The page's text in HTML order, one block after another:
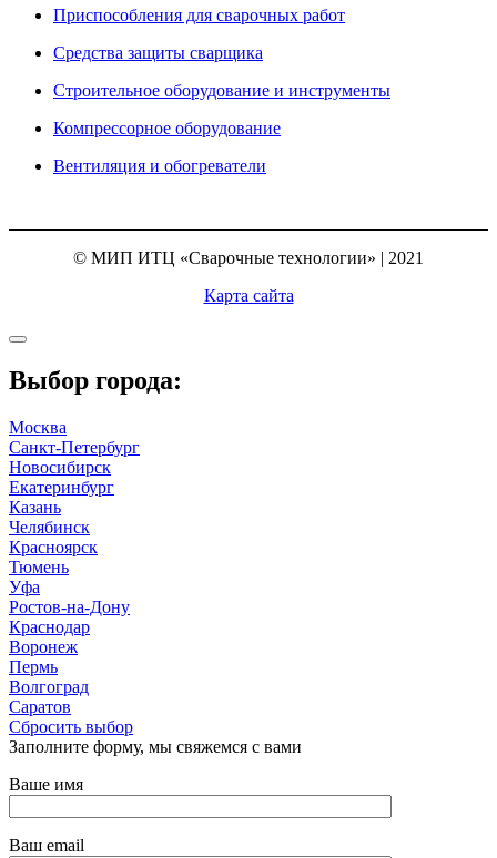
Приспособления для сварочных работ
Средства защиты сварщика
Строительное оборудование и инструменты
Компрессорное оборудование
Вентиляция и обогреватели
© МИП ИТЦ «Сварочные технологии» | 2021
Карта сайта
Выбор города:
Москва
Санкт-Петербург
Новосибирск
Екатеринбург
Казань
Челябинск
Красноярск
Тюмень
Уфа
Ростов-на-Дону
Краснодар
Воронеж
Пермь
Волгоград
Саратов
Сбросить выбор
Заполните форму, мы свяжемся с вами
Ваше имя
Ваш email